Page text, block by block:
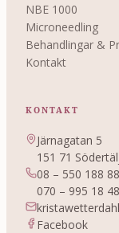
NBE 1000
Microneedling
Behandlingar &
Kontakt
KONTAKT
Järnagatan 5
151 71
08 – 550 188 88
070 – 995 18 48
Facebook